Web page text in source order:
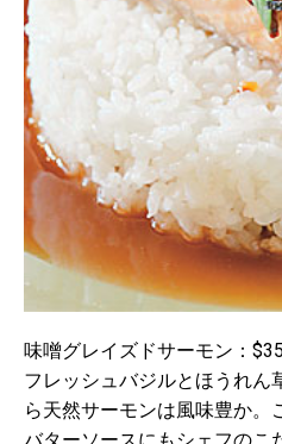
味噌グレイズドサーモン：$35
フレッシュバジルとほうれん
ら天然サーモンは風味豊か。